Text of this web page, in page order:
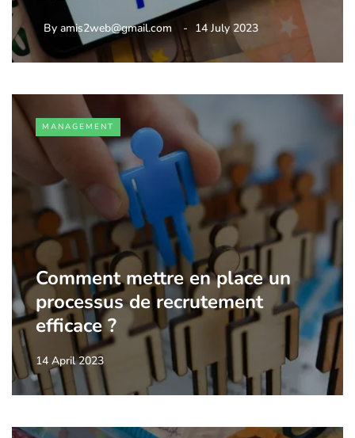
By amis2web@gmail.com 14 July 2023
MANAGEMENT
Comment mettre en place un
processus de recrutement
efficace ?
14 April 2023